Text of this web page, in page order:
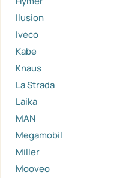
Ilusion
Iveco
Kabe
Knaus
La Strada
Laika
MAN
Megamobil
Miller
Mooveo